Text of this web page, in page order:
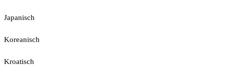
Japanisch
Koreanisch
Kroatisch